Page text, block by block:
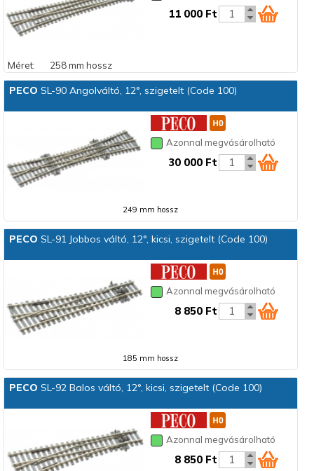
11 000 Ft
Méret: 258 mm hossz
PECO SL-90 Angolváltó, 12°, szigetelt (Code 100)
Azonnal megvásárolható
30 000 Ft
249 mm hossz
PECO SL-91 Jobbos váltó, 12°, kicsi, szigetelt (Code 100)
Azonnal megvásárolható
8 850 Ft
185 mm hossz
PECO SL-92 Balos váltó, 12°, kicsi, szigetelt (Code 100)
Azonnal megvásárolható
8 850 Ft